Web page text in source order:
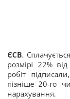
ЄСВ.
розмірі 22%
робіт
пізніше 20-го
нарахування.